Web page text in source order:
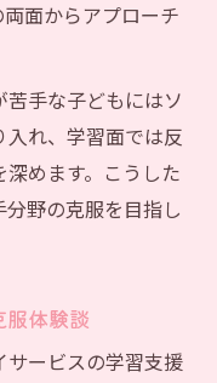
面からアプローチ
手な子どもにはソ
れ、学習面では反
めます。こうした
野の克服を目指し
体験談
ービスの学習支援